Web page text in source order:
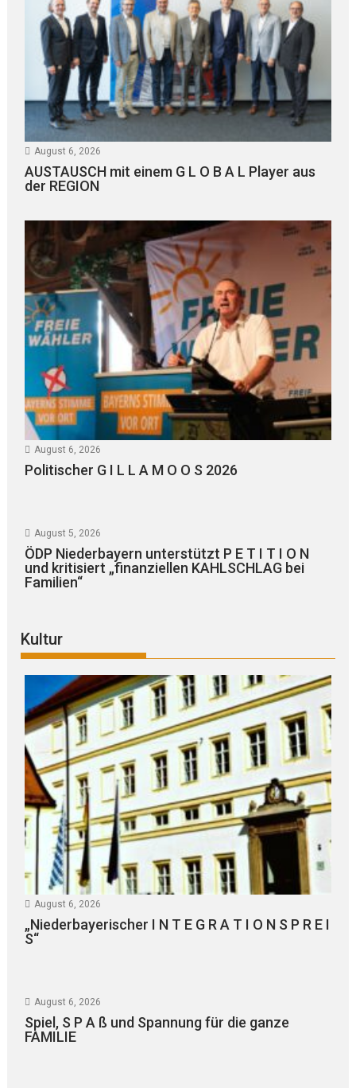
August 6, 2026
AUSTAUSCH mit einem G L O B A L Player aus
der REGION
August 6, 2026
Politischer G I L L A M O O S 2026
August 5, 2026
ÖDP Niederbayern unterstützt P E T I T I O N
und kritisiert „finanziellen KAHLSCHLAG bei
Familien“
Kultur
August 6, 2026
„Niederbayerischer I N T E G R A T I O N S P R E I
S“
August 6, 2026
Spiel, S P A ß und Spannung für die ganze
FAMILIE